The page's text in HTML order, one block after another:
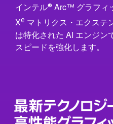
イ ン テ ル® Arc ™ グ ラ フ ィ
Xe マ トリクス ・エ クステ
は 特 化された AI エ ン ジ
ス ピ ー ドを強化しま す。